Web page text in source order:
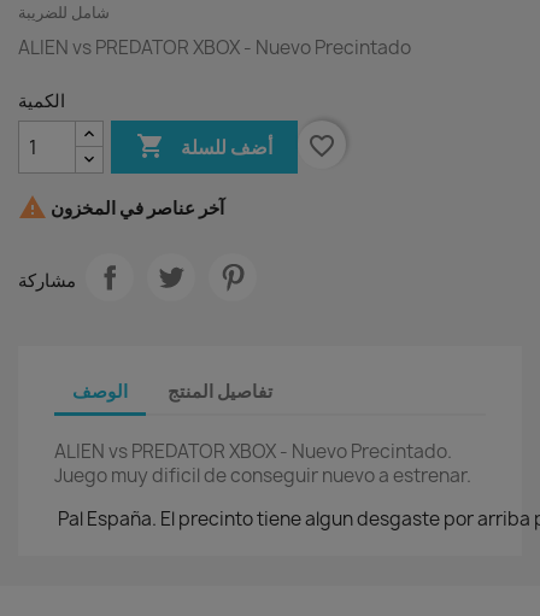
شامل للضريبة
ALIEN vs PREDATOR XBOX - Nuevo Precintado
الكمية
 أضف للسلة favorite_border
 آخر عناصر في المخزون
مشاركة
الوصف تفاصيل المنتج
ALIEN vs PREDATOR XBOX - Nuevo Precintado.
Juego muy dificil de conseguir nuevo a estrenar.
Pal España. El precinto tiene algun desgaste por